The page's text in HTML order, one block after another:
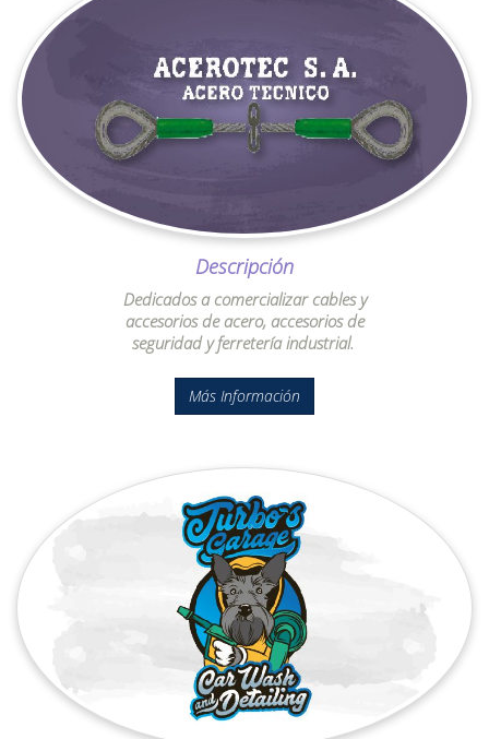
Descripción
Dedicados a comercializar cables y
accesorios de acero, accesorios de
seguridad y ferretería industrial.
Más Información